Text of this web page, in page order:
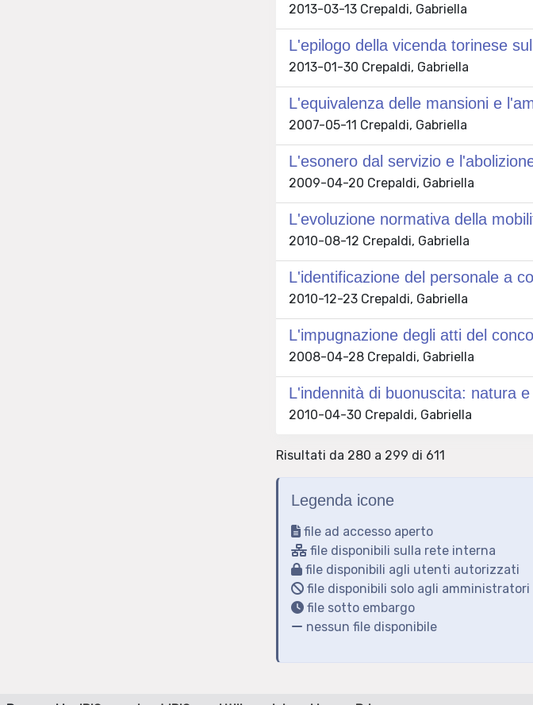
2013-03-13 Crepaldi, Gabriella
L'epilogo della vicenda torinese
2013-01-30 Crepaldi, Gabriella
L'equivalenza delle mansioni e
2007-05-11 Crepaldi, Gabriella
L'esonero dal servizio e
2009-04-20 Crepaldi, Gabriella
L'evoluzione normativa della
2010-08-12 Crepaldi, Gabriella
L'identificazione del personale a
2010-12-23 Crepaldi, Gabriella
L'impugnazione degli atti del
2008-04-28 Crepaldi, Gabriella
L'indennità di buonuscita: natura
2010-04-30 Crepaldi, Gabriella
Risultati da 280 a 299 di 611
Legenda icone
file ad accesso aperto
file disponibili sulla rete interna
file disponibili agli utenti autorizzati
file disponibili solo agli amministratori
file sotto embargo
nessun file disponibile